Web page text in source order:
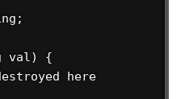
val) {
here